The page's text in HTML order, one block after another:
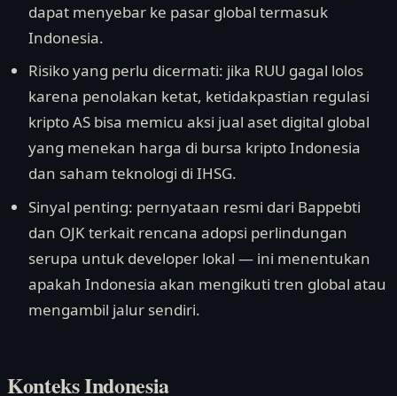
dapat menyebar ke pasar global termasuk
Indonesia.
Risiko yang perlu dicermati: jika RUU gagal lolos
karena penolakan ketat, ketidakpastian regulasi
kripto AS bisa memicu aksi jual aset digital global
yang menekan harga di bursa kripto Indonesia
dan saham teknologi di IHSG.
Sinyal penting: pernyataan resmi dari Bappebti
dan OJK terkait rencana adopsi perlindungan
serupa untuk developer lokal — ini menentukan
apakah Indonesia akan mengikuti tren global atau
mengambil jalur sendiri.
Konteks Indonesia